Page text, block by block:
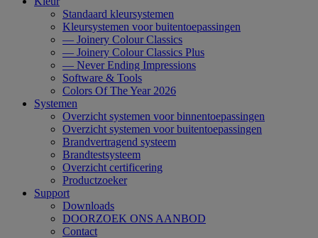
Standaard kleursystemen
Kleursystemen voor buitentoepassingen
— Joinery Colour Classics
— Joinery Colour Classics Plus
— Never Ending Impressions
Software & Tools
Colors Of The Year 2026
Systemen
Overzicht systemen voor binnentoepassingen
Overzicht systemen voor buitentoepassingen
Brandvertragend systeem
Brandtestsysteem
Overzicht certificering
Productzoeker
Support
Downloads
DOORZOEK ONS AANBOD
Contact